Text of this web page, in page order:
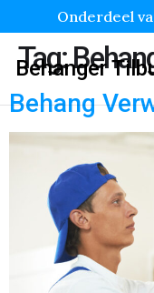
Onderdeel
Behanger
Tag:
Behang